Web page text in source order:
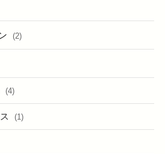
(2)
(4)
(1)